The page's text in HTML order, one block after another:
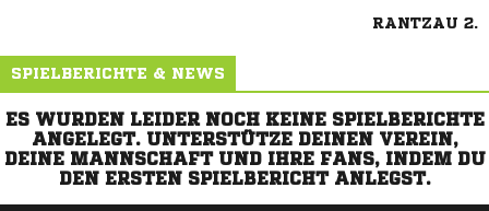
RANTZAU 2.
SPIELBERICHTE & NEWS
ES WURDEN LEIDER NOCH KEINE SPIELBERICHTE
ANGELEGT. UNTERSTÜTZE DEINEN VEREIN,
DEINE MANNSCHAFT UND IHRE FANS, INDEM DU
DEN ERSTEN SPIELBERICHT ANLEGST.